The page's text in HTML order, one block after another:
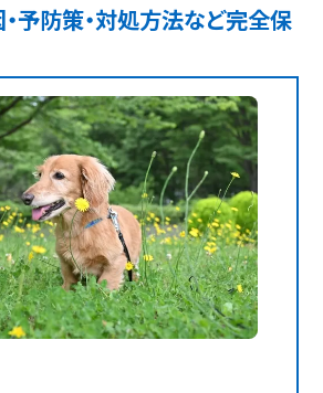
予防策・対処方法など完全保